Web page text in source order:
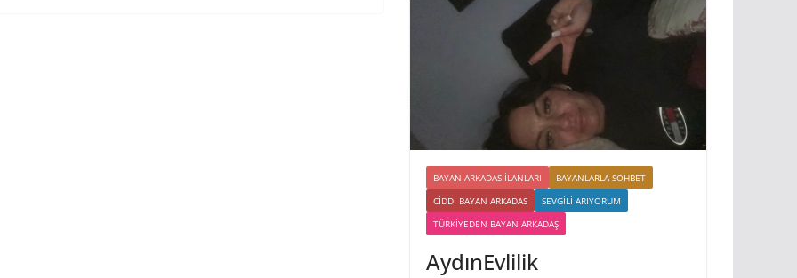
BAYAN ARKADAS ILANLARI
BAYANLARLA SOHBET
CIDDI BAYAN ARKADAS
SEVGILI ARIYORUM
TÜRKIYEDEN BAYAN ARKADAŞ
AydınEvlilik